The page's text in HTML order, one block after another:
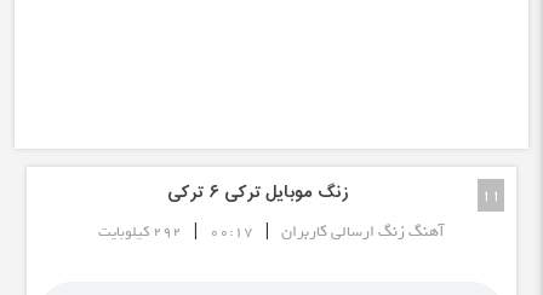
11 زنگ موبایل ترکی ۶ ترکی
آهنگ زنگ ارسالی کاربران |
00:17
| 292 کیلوبایت